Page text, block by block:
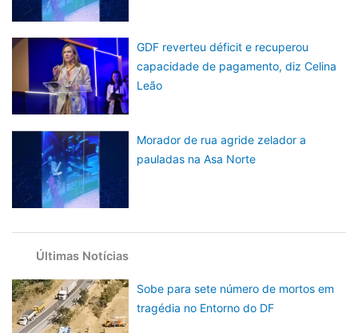
GDF reverteu déficit e recuperou
capacidade de pagamento, diz Celina
Leão
Morador de rua agride zelador a
pauladas na Asa Norte
Últimas Notícias
Sobe para sete número de mortos em
tragédia no Entorno do DF